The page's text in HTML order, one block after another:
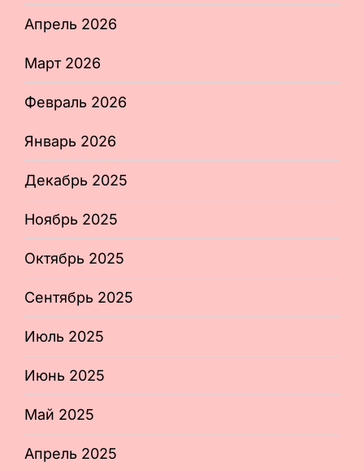
Апрель 2026
Март 2026
Февраль 2026
Январь 2026
Декабрь 2025
Ноябрь 2025
Октябрь 2025
Сентябрь 2025
Июль 2025
Июнь 2025
Май 2025
Апрель 2025